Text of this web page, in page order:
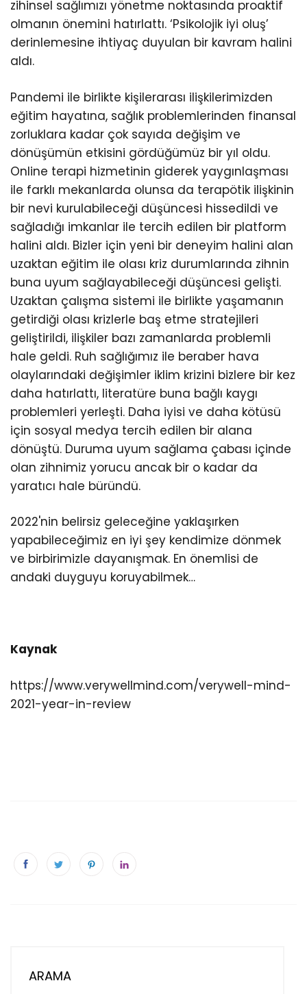
zihinsel sağlımızı yönetme noktasında proaktif
olmanın önemini hatırlattı. ‘Psikolojik iyi oluş’
derinlemesine ihtiyaç duyulan bir kavram halini
aldı.
Pandemi ile birlikte kişilerarası ilişkilerimizden
eğitim hayatına, sağlık problemlerinden finansal
zorluklara kadar çok sayıda değişim ve
dönüşümün etkisini gördüğümüz bir yıl oldu.
Online terapi hizmetinin giderek yaygınlaşması
ile farklı mekanlarda olunsa da terapötik ilişkinin
bir nevi kurulabileceği düşüncesi hissedildi ve
sağladığı imkanlar ile tercih edilen bir platform
halini aldı. Bizler için yeni bir deneyim halini alan
uzaktan eğitim ile olası kriz durumlarında zihnin
buna uyum sağlayabileceği düşüncesi gelişti.
Uzaktan çalışma sistemi ile birlikte yaşamanın
getirdiği olası krizlerle baş etme stratejileri
geliştirildi, ilişkiler bazı zamanlarda problemli
hale geldi. Ruh sağlığımız ile beraber hava
olaylarındaki değişimler iklim krizini bizlere bir kez
daha hatırlattı, literatüre buna bağlı kaygı
problemleri yerleşti. Daha iyisi ve daha kötüsü
için sosyal medya tercih edilen bir alana
dönüştü. Duruma uyum sağlama çabası içinde
olan zihnimiz yorucu ancak bir o kadar da
yaratıcı hale büründü.
2022'nin belirsiz geleceğine yaklaşırken
yapabileceğimiz en iyi şey kendimize dönmek
ve birbirimizle dayanışmak. En önemlisi de
andaki duyguyu koruyabilmek…
Kaynak
https://www.verywellmind.com/verywell-mind-
2021-year-in-review
ARAMA